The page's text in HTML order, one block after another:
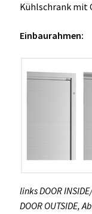
Kühlschrank mit
Einbaurahmen:
links DOOR
DOOR OUTSIDE,